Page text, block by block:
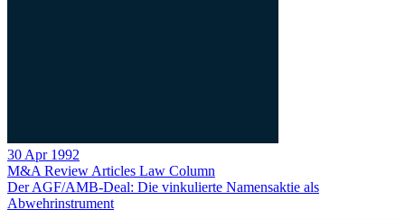
30 Apr 1992
M&A Review Articles Law Column
Der AGF/AMB-Deal: Die vinkulierte Namensaktie als
Abwehrinstrument